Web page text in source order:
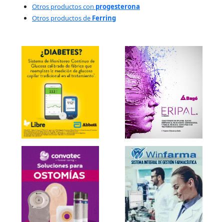
Otros productos con progesterona
Otros productos de Ferring